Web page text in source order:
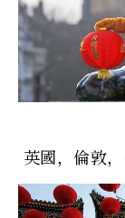
英國，倫敦